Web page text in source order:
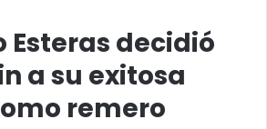
Esteras decidió
a su exitosa
remero